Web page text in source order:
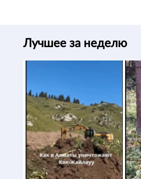
Лучшее за неделю